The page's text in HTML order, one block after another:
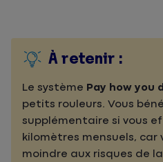
À retenir :
Le système Pay how you
petits rouleurs. Vous
supplémentaire si vous
kilomètres mensuels,
moindre aux risques de